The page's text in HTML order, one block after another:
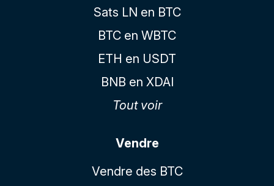
Sats LN en BTC
BTC en WBTC
ETH en USDT
BNB en XDAI
Tout voir
Vendre
Vendre des BTC